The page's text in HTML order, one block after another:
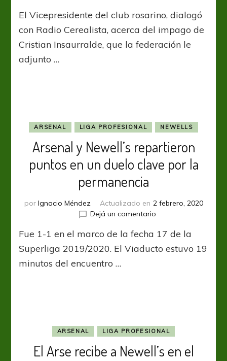
D’Amico,
sobre
sanción
FIFA:
como
corresponde”
El Vicepresidente del club rosarino, dialogó
con Radio Cerealista, acerca del impago de
Cristian Insaurralde, que la federación le
adjunto …
ARSENAL LIGA PROFESIONAL NEWELLS
Arsenal y Newell’s repartieron
puntos en un duelo clave por la
permanencia
por Ignacio Méndez Actualizado en 2 febrero, 2020
Dejá un comentarioen
y
Newell’s
la
Fue 1-1 en el marco de la fecha 17 de la
Superliga 2019/2020. El Viaducto estuvo 19
minutos del encuentro …
ARSENAL LIGA PROFESIONAL
El Arse recibe a Newell’s en el